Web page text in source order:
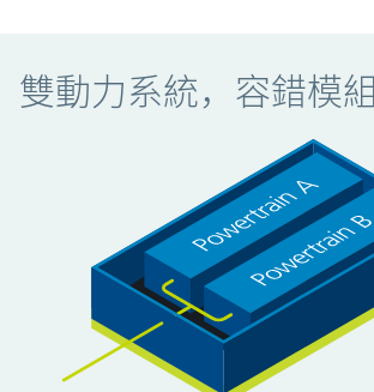
雙動力系統，容錯模組